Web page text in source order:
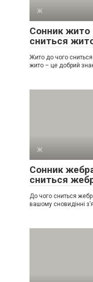
Ж
Сонник жито
сниться
Жито до чого
жито – це добрий
Ж
Сонник
сниться
До чого сниться
вашому сновидінні